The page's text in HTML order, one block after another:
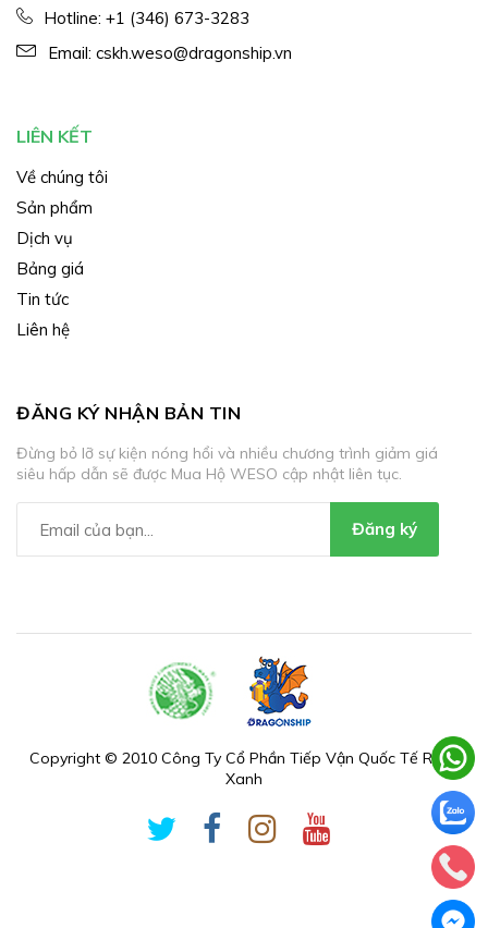
Hotline: +1 (346) 673-3283
Email: cskh.weso@dragonship.vn
LIÊN KẾT
Về chúng tôi
Sản phẩm
Dịch vụ
Bảng giá
Tin tức
Liên hệ
ĐĂNG KÝ NHẬN BẢN TIN
Đừng bỏ lỡ sự kiện nóng hổi và nhiều chương trình giảm giá
siêu hấp dẫn sẽ được Mua Hộ WESO cập nhật liên tục.
Đăng ký
Copyright © 2010 Công Ty Cổ Phần Tiếp Vận Quốc Tế Rồng
Xanh